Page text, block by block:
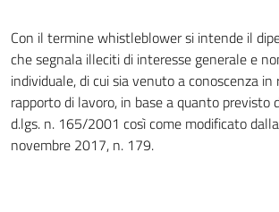
Con il termine whistleblower si intende il
che segnala illeciti di interesse generale e
individuale, di cui sia venuto a conoscenza in
rapporto di lavoro, in base a quanto previsto
d.lgs. n. 165/2001 così come modificato
novembre 2017, n. 179.